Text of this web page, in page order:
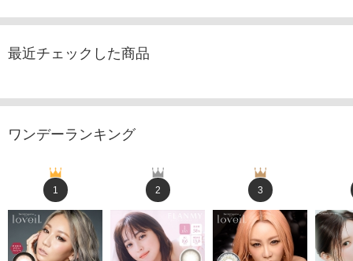
最近チェックした商品
ワンデーランキング
1 2 3